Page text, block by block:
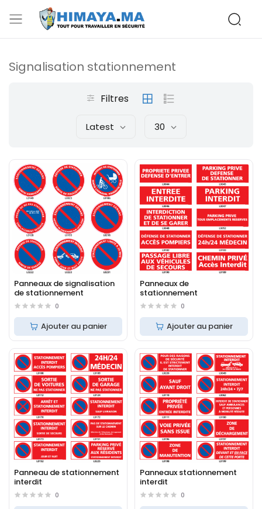
Signalisation stationnement
Filtres
Latest 30
Panneaux de signalisation
de stationnement
0
Ajouter au panier
Panneaux de
stationnement
0
Ajouter au panier
Panneau de stationnement
interdit
0
Panneaux stationnement
interdit
0